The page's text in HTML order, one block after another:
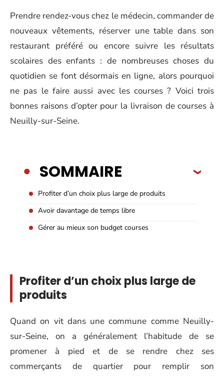
Prendre rendez-vous chez le médecin, commander de
nouveaux vêtements, réserver une table dans son
restaurant préféré ou encore suivre les résultats
scolaires des enfants : de nombreuses choses du
quotidien se font désormais en ligne, alors pourquoi
ne pas le faire aussi avec les courses ? Voici trois
bonnes raisons d’opter pour la livraison de courses à
Neuilly-sur-Seine.
SOMMAIRE
Profiter d’un choix plus large de produits
Avoir davantage de temps libre
Gérer au mieux son budget courses
Profiter d’un choix plus large de
produits
Quand on vit dans une commune comme Neuilly-
sur-Seine, on a généralement l’habitude de se
promener à pied et de se rendre chez ses
commerçants de quartier pour remplir son